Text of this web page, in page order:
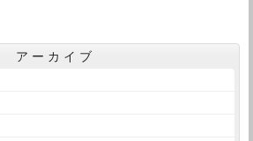
アーカイブ